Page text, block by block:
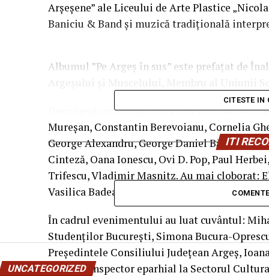
Arșeșene” ale Liceului de Arte Plastice
Baniciu & Band și muzică tradițională
Albumul ”Pe Argeș în sus” este prefațat de
Documentarul fotografic a fost efectuat de
Mureșan, Constantin Berevoianu, Cornelia
George Alexandru, George Daniel
Cinteză, Oana Ionescu, Ovi D. Pop, Paul
Trifescu, Vladimir Masnitz. Au mai cloborat:
Vasilica Badea și Ion Cojocaru.
În cadrul evenimentului au luat cuvântul:
Studenților București, Simona Bucura-
Președintele Consiliului Județean Argeș,
Gordon- inspector eparhial la Sectorul
CITESTE IN
ITI
UNCATEGORIZED